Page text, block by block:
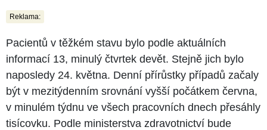
Reklama:
Pacientů v těžkém stavu bylo podle aktuálních
informací 13, minulý čtvrtek devět. Stejně jich bylo
naposledy 24. května. Denní přírůstky případů začaly
být v mezitýdenním srovnání vyšší počátkem června,
v minulém týdnu ve všech pracovních dnech přesáhly
tisícovku. Podle ministerstva zdravotnictví bude